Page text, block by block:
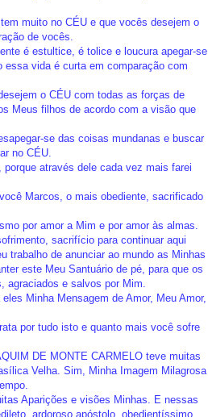
muito no CÉU e que vocês desejem o
de vocês.
é estultice, é tolice e loucura apegar-se
vida é curta em comparação com
o CÉU com todas as forças de
Meus filhos de acordo com a visão que
se das coisas mundanas e buscar
no CÉU.
através dele cada vez mais farei
Marcos, o mais obediente, sacrificado
por amor a Mim e por amor às almas.
sacrifício para continuar aqui
trabalho de anunciar ao mundo as Minhas
este Meu Santuário de pé, para que os
agraciados e salvos por Mim.
Minha Mensagem de Amor, Meu Amor,
por tudo isto e quanto mais você sofre
DE MONTE CARMELO teve muitas
Velha. Sim, Minha Imagem Milagrosa
Aparições e visões Minhas. E nessas
ardoroso apóstolo, obedientíssimo